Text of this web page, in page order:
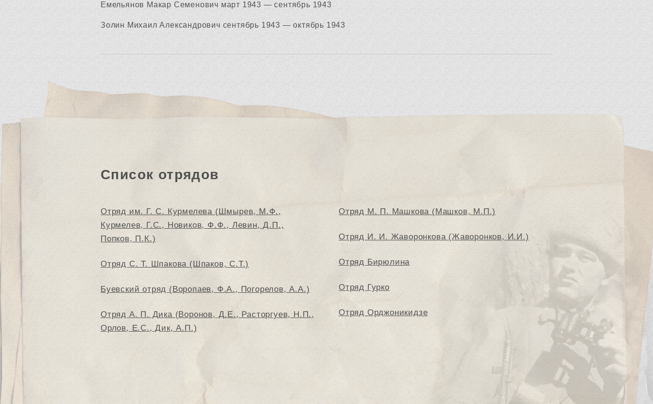
Емельянов Макар Семенович март 1943 — сентябрь 1943
Золин Михаил Александрович сентябрь 1943 — октябрь 1943
Список отрядов
Отряд им. Г. С. Курмелева (Шмырев, М.Ф.,
Курмелев, Г.С., Новиков, Ф.Ф., Левин, Д.П.,
Попков, П.К.)
Отряд С. Т. Шпакова (Шпаков, С.Т.)
Буевский отряд (Воропаев, Ф.А., Погорелов, А.А.)
Отряд А. П. Дика (Воронов, Д.Е., Расторгуев, Н.П.,
Орлов, Е.С., Дик, А.П.)
Отряд М. П. Машкова (Машков, М.П.)
Отряд И. И. Жаворонкова (Жаворонков, И.И.)
Отряд Бирюлина
Отряд Гурко
Отряд Орджоникидзе